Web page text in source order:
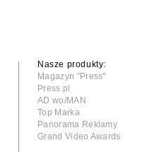
Nasze produkty:
Magazyn "Press"
Press.pl
AD wo/MAN
Top Marka
Panorama Reklamy
Grand Video Awards